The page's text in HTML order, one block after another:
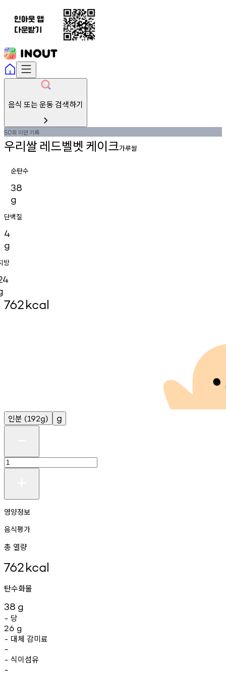
음식 또는 운동 검색하기
50회 미만기록
우리쌀 레드벨벳 케이크가루쌀
순탄수
38
g
단백질
4
g
방
762kcal
인분 (192g) g
영양정보
음식평가
총 열량
762kcal
탄수화물
38 g
- 당
26 g
- 대체 감미료
-
- 식이섬유
-